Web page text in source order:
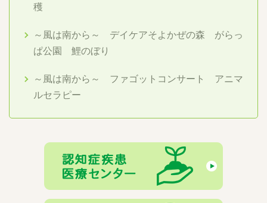
穫
～風は南から～ デイケアそよかぜの森 がらっ
ぱ公園 鯉のぼり
～風は南から～ ファゴットコンサート アニマ
ルセラピー